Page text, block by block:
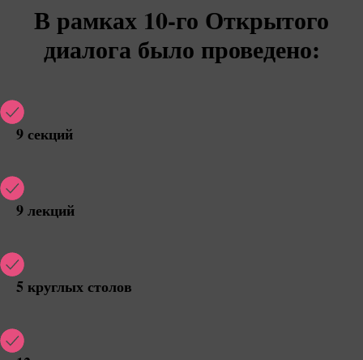
В рамках 10-го Открытого
диалога было проведено:
9 секций
9 лекций
5 круглых столов